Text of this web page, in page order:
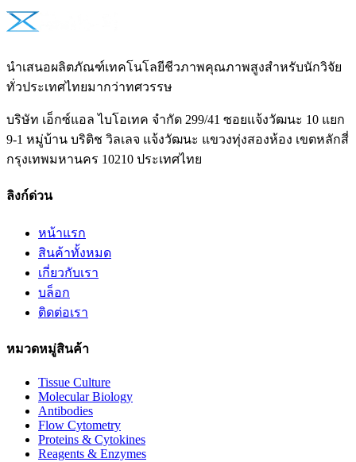
นำเสนอผลิตภัณฑ์เทคโนโลยีชีวภาพคุณภาพสูงสำหรับนักวิจัย
ทั่วประเทศไทยมากว่าทศวรรษ
บริษัท เอ็กซ์แอล ไบโอเทค จำกัด 299/41 ซอยแจ้งวัฒนะ 10 แยก
9-1 หมู่บ้าน บริติช วิลเลจ แจ้งวัฒนะ แขวงทุ่งสองห้อง เขตหลักสี่
กรุงเทพมหานคร 10210 ประเทศไทย
ลิงก์ด่วน
หน้าแรก
สินค้าทั้งหมด
เกี่ยวกับเรา
บล็อก
ติดต่อเรา
หมวดหมู่สินค้า
Tissue Culture
Molecular Biology
Antibodies
Flow Cytometry
Proteins & Cytokines
Reagents & Enzymes